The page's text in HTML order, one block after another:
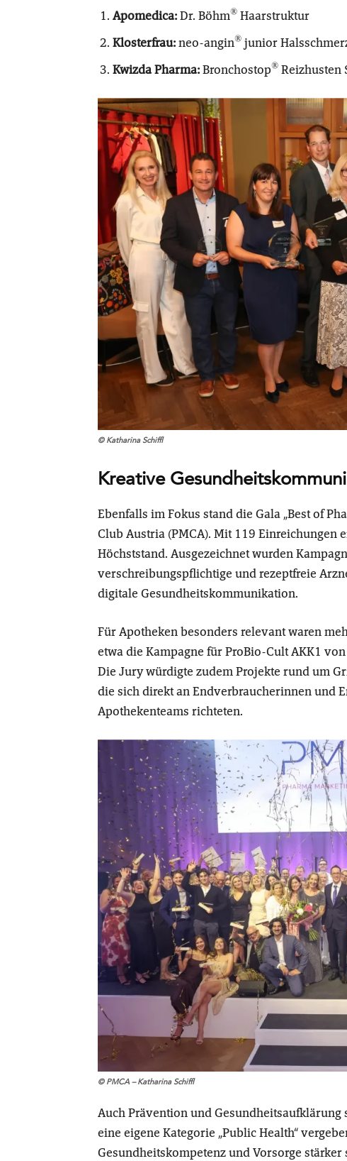
Apomedica:Dr. Böhm® Haarstruktur
Klosterfrau:neo-angin® junior
Kwizda Pharma:Bronchostop® Reizhusten
© Katharina Schiffl
Kreative
Ebenfalls im Fokus stand die Gala „Best of
Club Austria (PMCA). Mit 119 Einreichungen
Höchststand. Ausgezeichnet wurden
verschreibungspflichtige und rezeptfreie
digitale Gesundheitskommunikation.
Für Apotheken besonders relevant waren
etwa die Kampagne für ProBio-Cult AKK1
Die Jury würdigte zudem Projekte rund um
die sich direkt an Endverbraucherinnen und
Apothekenteams richteten.
© PMCA – Katharina Schiffl
Auch Prävention und
eine eigene Kategorie „Public Health“
Gesundheitskompetenz und Vorsorge stärker